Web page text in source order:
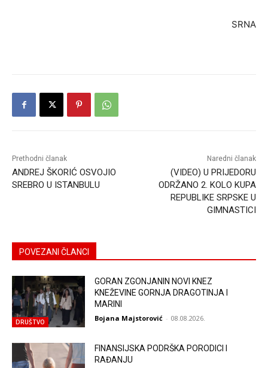
SRNA
Prethodni članak
ANDREJ ŠKORIĆ OSVOJIO
SREBRO U ISTANBULU
Naredni članak
(VIDEO) U PRIJEDORU
ODRŽANO 2. KOLO KUPA
REPUBLIKE SRPSKE U
GIMNASTICI
POVEZANI ČLANCI
DRUŠTVO
GORAN ZGONJANIN NOVI KNEZ
KNEŽEVINE GORNJA DRAGOTINJA I
MARINI
Bojana Majstorović - 08.08.2026.
FINANSIJSKA PODRŠKA PORODICI I
RAĐANJU